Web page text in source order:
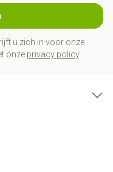
u zich in voor onze
onze privacy policy.